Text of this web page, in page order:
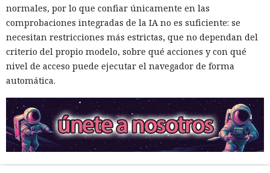
normales, por lo que confiar únicamente en las
comprobaciones integradas de la IA no es suficiente: se
necesitan restricciones más estrictas, que no dependan del
criterio del propio modelo, sobre qué acciones y con qué
nivel de acceso puede ejecutar el navegador de forma
automática.